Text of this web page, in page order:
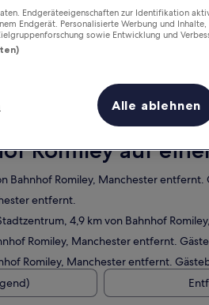
Dieses
7.
Romiley auf
Bahnhof Romiley, Manchester
entfernt.
4,9 km von Bahnhof
Romiley, Manchester entfernt.
Romiley, Manchester entfernt.
Endgeräteeigenschaften zur Identifikation
Endgerät. Personalisierte Werbung und
sowie Entwicklung und
Alle ablehnen